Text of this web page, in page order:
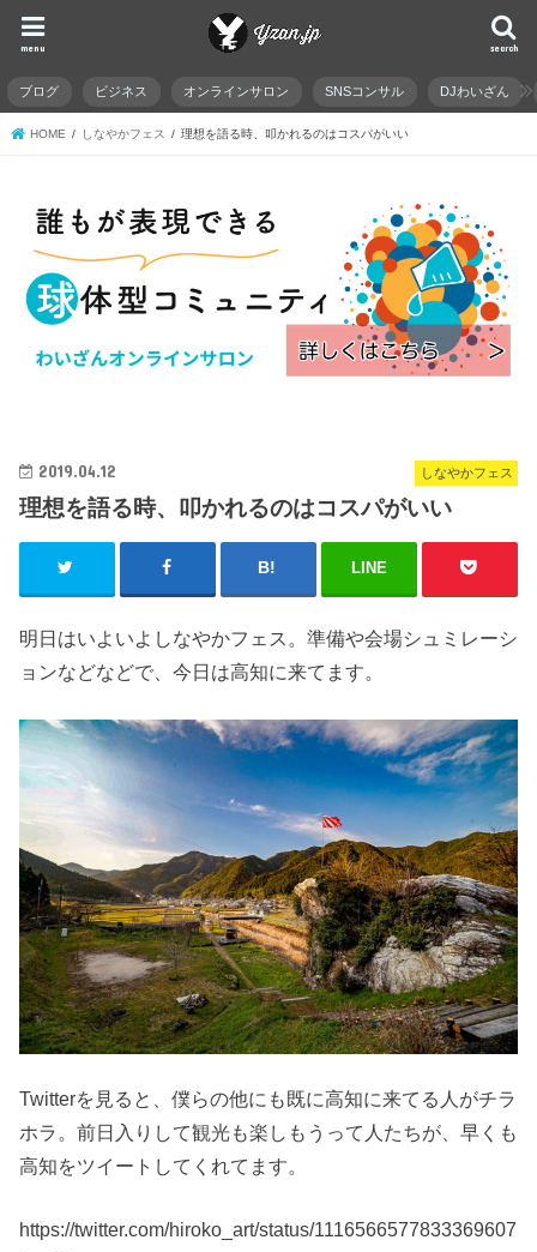
search
menu
ブログ ビジネス オンラインサロン SNSコンサル DJわいざん
HOME しなやかフェス 理想を語る時、叩かれるのはコスパがいい
しなやかフェス
2019.04.12
理想を語る時、叩かれるのはコスパがいい
LINE
明日はいよいよしなやかフェス。準備や会場シュミレーシ
ョンなどなどで、今日は高知に来てます。
Twitterを見ると、僕らの他にも既に高知に来てる人がチラ
ホラ。前日入りして観光も楽しもうって人たちが、早くも
高知をツイートしてくれてます。
https://twitter.com/hiroko_art/status/1116566577833369607